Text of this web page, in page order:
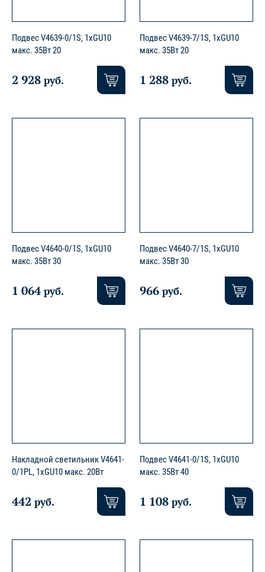
Подвес V4639-0/1S, 1хGU10
макс. 35Вт 20
2 928 руб.
Подвес V4639-7/1S, 1хGU10
макс. 35Вт 20
1 288 руб.
Подвес V4640-0/1S, 1хGU10
макс. 35Вт 30
1 064руб.
Подвес V4640-7/1S, 1хGU10
макс. 35Вт 30
966 руб.
Накладной светильник V4641-
0/1PL, 1хGU10 макс. 20Вт
442 руб.
Подвес V4641-0/1S, 1хGU10
макс. 35Вт 40
1 108 руб.